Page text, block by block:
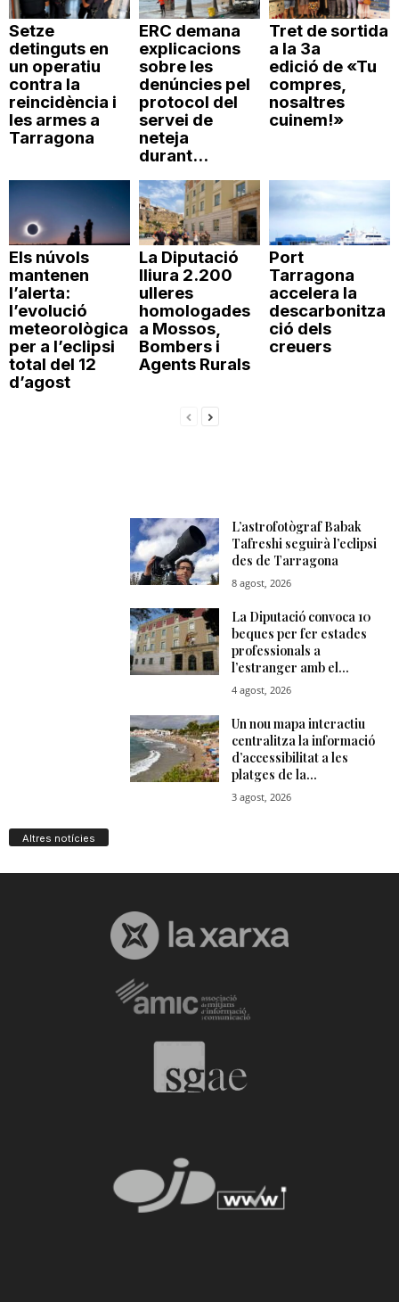
Setze
detinguts en
un operatiu
contra la
reincidència i
les armes a
Tarragona
ERC demana
explicacions
sobre les
denúncies pel
protocol del
servei de
neteja
durant...
Tret de sortida
a la 3a
edició de «Tu
compres,
nosaltres
cuinem!»
Els núvols
mantenen
l’alerta:
l’evolució
meteorològica
per a l’eclipsi
total del 12
d’agost
La Diputació
lliura 2.200
ulleres
homologades
a Mossos,
Bombers i
Agents Rurals
Port
Tarragona
accelera la
descarbonitza
ció dels
creuers
Altres notícies